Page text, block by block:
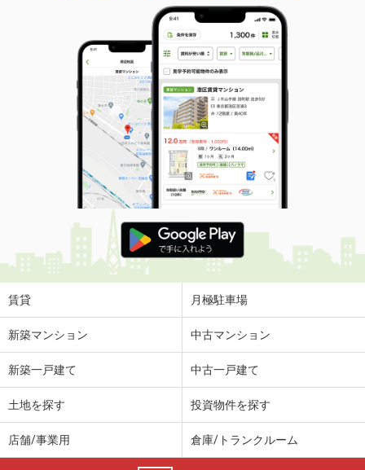
賃貸 月極駐車場
新築マンション 中古マンション
新築一戸建て 中古一戸建て
土地を探す 投資物件を探す
店舗/事業用 倉庫/トランクルーム